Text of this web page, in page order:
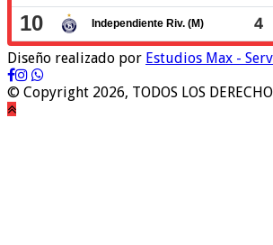
Diseño realizado por Estudios Max -
© Copyright 2026, TODOS LOS